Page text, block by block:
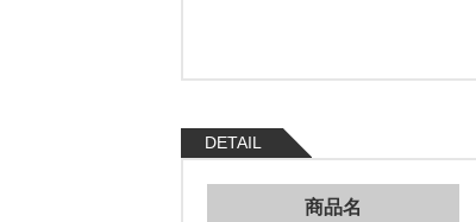
DETAIL
商品名